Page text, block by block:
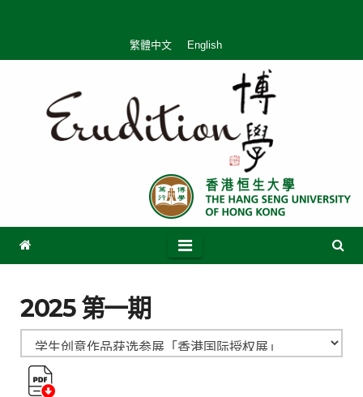
繁體中文 English
2025 第一期